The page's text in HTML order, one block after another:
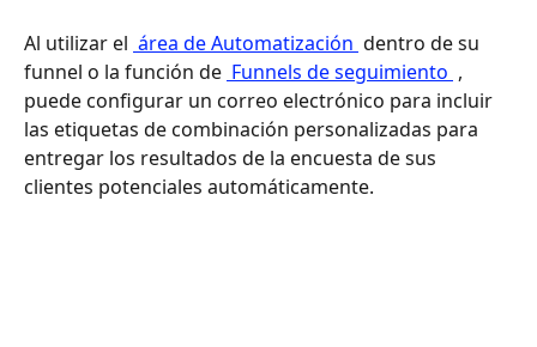
Al utilizar el área de Automatización dentro de su
funnel o la función de Funnels de seguimiento ,
puede configurar un correo electrónico para incluir
las etiquetas de combinación personalizadas para
entregar los resultados de la encuesta de sus
clientes potenciales automáticamente.